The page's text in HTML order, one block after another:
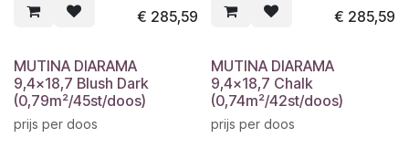
€ 285,59 € 285,59
MUTINA DIARAMA
9,4x18,7 Blush Dark
(0,79m²/45st/doos)
prijs per doos
MUTINA DIARAMA
9,4x18,7 Chalk
(0,74m²/42st/doos)
prijs per doos